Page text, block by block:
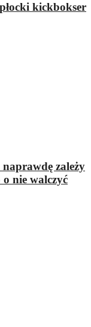
kickbokser
zależy
nie walczyć